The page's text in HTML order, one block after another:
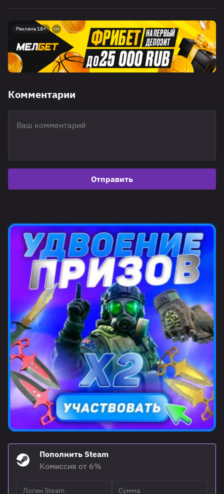
Реклама 18+
Комментарии
Отправить
Пополнить Steam
Комиссия от 6%